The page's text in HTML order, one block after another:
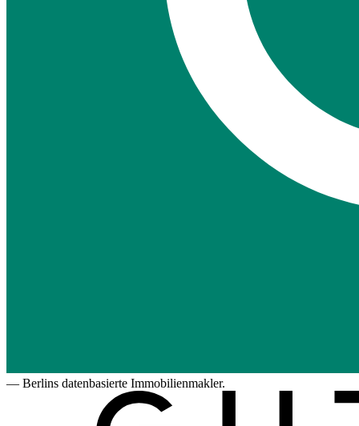
— Berlins datenbasierte Immobilienmakler.